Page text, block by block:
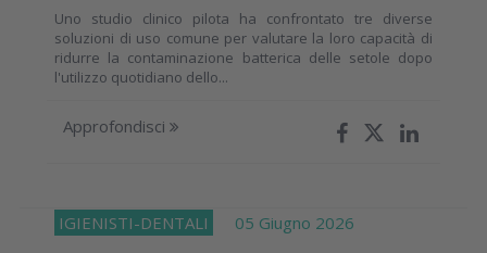
Uno studio clinico pilota ha confrontato tre diverse
soluzioni di uso comune per valutare la loro capacità di
ridurre la contaminazione batterica delle setole dopo
l'utilizzo quotidiano dello...
Approfondisci
IGIENISTI-DENTALI 05 Giugno 2026